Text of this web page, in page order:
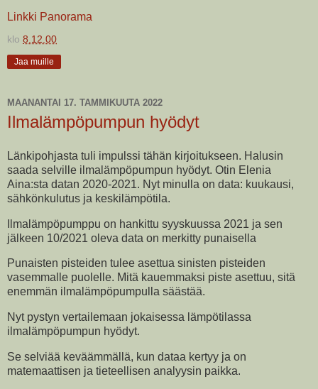
Linkki Panorama
klo 8.12.00
Jaa muille
MAANANTAI 17. TAMMIKUUTA 2022
Ilmalämpöpumpun hyödyt
Länkipohjasta tuli impulssi tähän kirjoitukseen. Halusin
saada selville ilmalämpöpumpun hyödyt. Otin Elenia
Aina:sta datan 2020-2021. Nyt minulla on data: kuukausi,
sähkönkulutus ja keskilämpötila.
Ilmalämpöpumppu on hankittu syyskuussa 2021 ja sen
jälkeen 10/2021 oleva data on merkitty punaisella
Punaisten pisteiden tulee asettua sinisten pisteiden
vasemmalle puolelle. Mitä kauemmaksi piste asettuu, sitä
enemmän ilmalämpöpumpulla säästää.
Nyt pystyn vertailemaan jokaisessa lämpötilassa
ilmalämpöpumpun hyödyt.
Se selviää keväämmällä, kun dataa kertyy ja on
matemaattisen ja tieteellisen analyysin paikka.